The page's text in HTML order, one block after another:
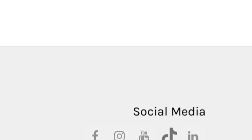
Social Media